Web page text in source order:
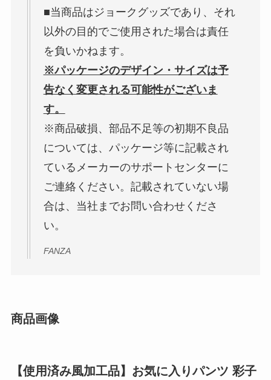
■当商品はジョークグッズであり、それ
以外の目的でご使用された場合は責任
を負いかねます。
※パッケージのデザイン・サイズは予
告なく変更される可能性がございま
す。
※商品破損、部品不足等の初期不良品
については、パッケージ等に記載され
ているメーカーのサポートセンターに
ご連絡ください。記載されていない場
合は、当社までお問い合わせくださ
い。
FANZA
商品画像
【使用済み風加工品】お気に入りパンツ 彩子